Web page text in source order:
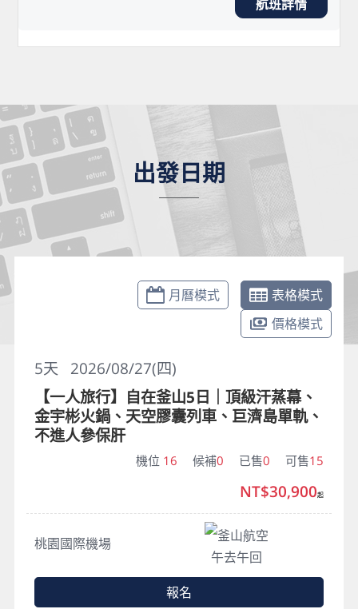
航班詳情
出發日期
月曆模式
表格模式
價格模式
2026/08/27(四)
5天
【一人旅行】自在釜山5日｜頂級汗蒸幕、
金宇彬火鍋、天空膠囊列車、巨濟島單軌、
不進人參保肝
機位 16 候補0 已售0 可售15
桃園國際機場
釜山航空
午去午回
NT$30,900起
報名